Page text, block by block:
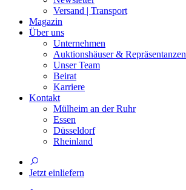
Versand | Transport
Magazin
Über uns
Unternehmen
Auktionshäuser & Repräsentanzen
Unser Team
Beirat
Karriere
Kontakt
Mülheim an der Ruhr
Essen
Düsseldorf
Rheinland
Jetzt einliefern